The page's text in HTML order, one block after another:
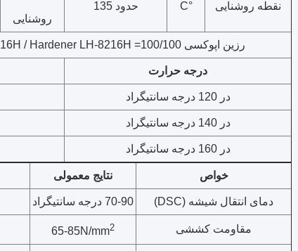
نقطه روشنایی °C حدود 135
روشنایی
رزین اپوکسی LE-8216H / Hardener LH-8216H =100/100
درجه حرارت
در 120 درجه سانتیگراد
در 140 درجه سانتیگراد
در 160 درجه سانتیگراد
خواص نتایج معمولی
دمای انتقال شیشه (DSC) 70-90 درجه سانتیگراد
مقاومت کششی 65-85N/mm2